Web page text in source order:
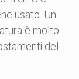
usato. Un
è molto
del